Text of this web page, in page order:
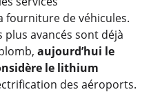
fourniture de véhicules.
plus avancés sont déjà
aujourd’hui le
le lithium
des aéroports.